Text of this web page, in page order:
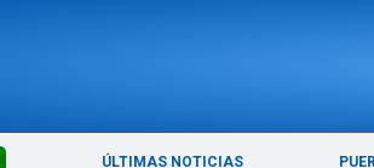
ÚLTIMAS NOTICIAS